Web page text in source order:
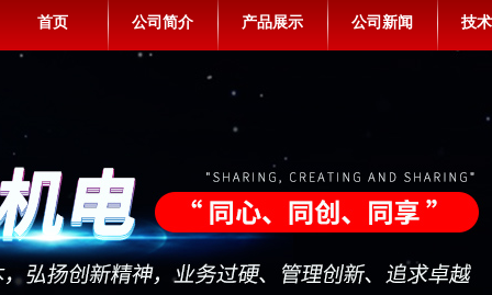
首页 公司简介 产品展示 公司新闻 技